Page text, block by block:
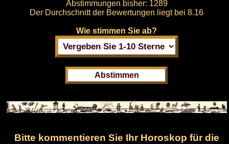
Abstimmungen bisher: 1289
Der Durchschnitt der Bewertungen liegt bei 8.16
Wie stimmen Sie ab?
Bitte kommentieren Sie Ihr Horoskop für die